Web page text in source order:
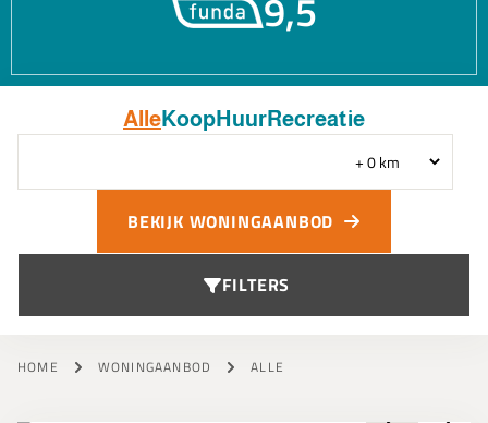
AlleKoopHuurRecreatie
BEKIJK WONINGAANBOD
FILTERS
HOME WONINGAANBOD ALLE